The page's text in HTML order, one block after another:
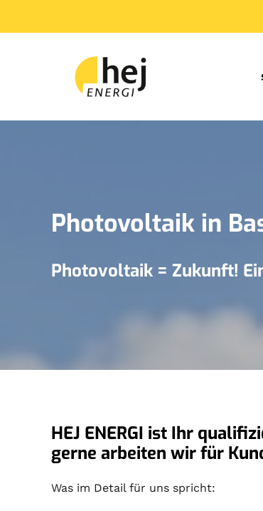
Photovoltaik in
Photovoltaik = Zukunft!
HEJ ENERGI ist Ihr
gerne arbeiten wir für
Was im Detail für uns spricht: